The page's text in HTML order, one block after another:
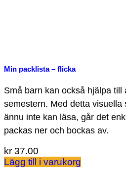
Min packlista – flicka
Små barn kan också hjälpa till
semestern. Med detta visuella
ännu inte kan läsa, går det
packas ner och bockas av.
kr 37.00
Lägg till i varukorg